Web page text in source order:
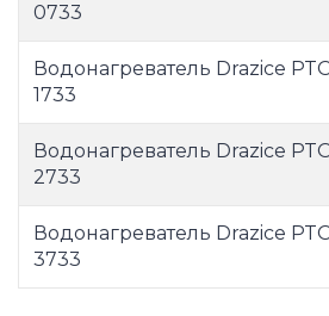
0733
Водонагреватель Drazice
1733
Водонагреватель Drazice
2733
Водонагреватель Drazice
3733